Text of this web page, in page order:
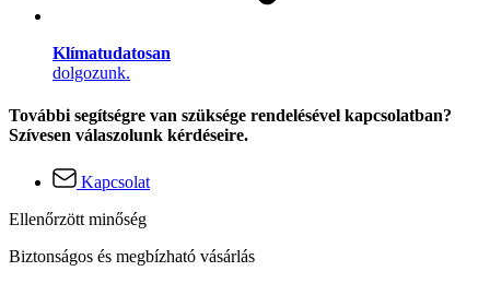
Klímatudatosan
dolgozunk.
További segítségre van szüksége rendelésével kapcsolatban?
Szívesen válaszolunk kérdéseire.
Kapcsolat
Ellenőrzött minőség
Biztonságos és megbízható vásárlás